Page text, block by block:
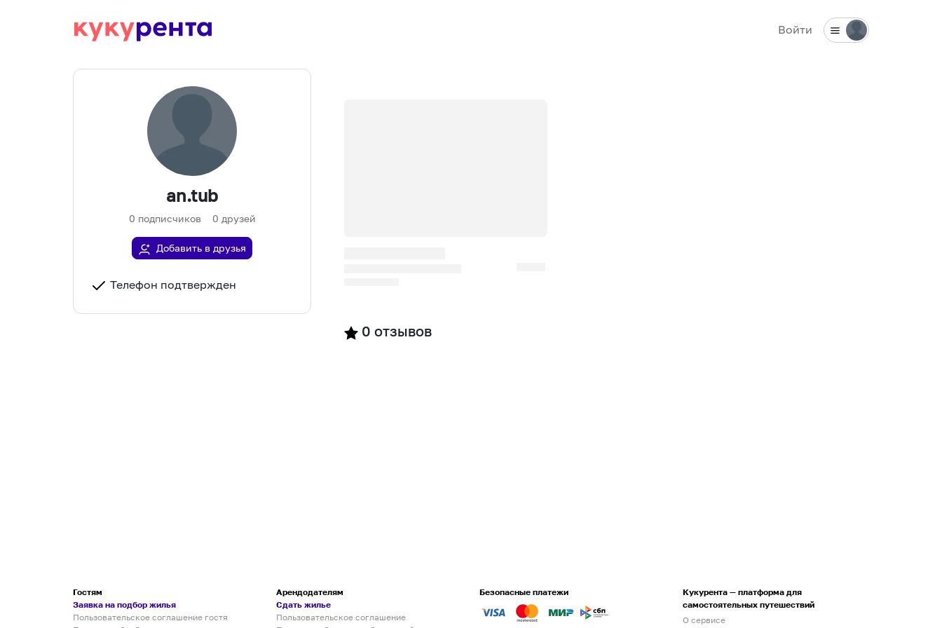
Войти
an.tub
0 подписчиков 0 друзей
Добавить в друзья
Телефон подтвержден
0 отзывов
Гостям
Заявка на подбор жилья
Пользовательское соглашение гостя
Арендодателям
Сдать жилье
Пользовательское соглашение
Безопасные платежи
Кукурента — платформа для
самостоятельных путешествий
О сервисе